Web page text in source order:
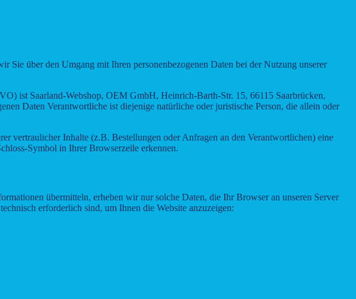
des Verantwortlichen
Sie über den Umgang mit Ihren personenbezogenen Daten bei der Nutzung unserer
ist Saarland-Webshop, OEM GmbH, Heinrich-Barth-Str. 15, 66115 Saarbrücken,
Daten Verantwortliche ist diejenige natürliche oder juristische Person, die allein oder
vertraulicher Inhalte (z.B. Bestellungen oder Anfragen an den Verantwortlichen) eine
Symbol in Ihrer Browserzeile erkennen.
übermitteln, erheben wir nur solche Daten, die Ihr Browser an unseren Server
erforderlich sind, um Ihnen die Website anzuzeigen: